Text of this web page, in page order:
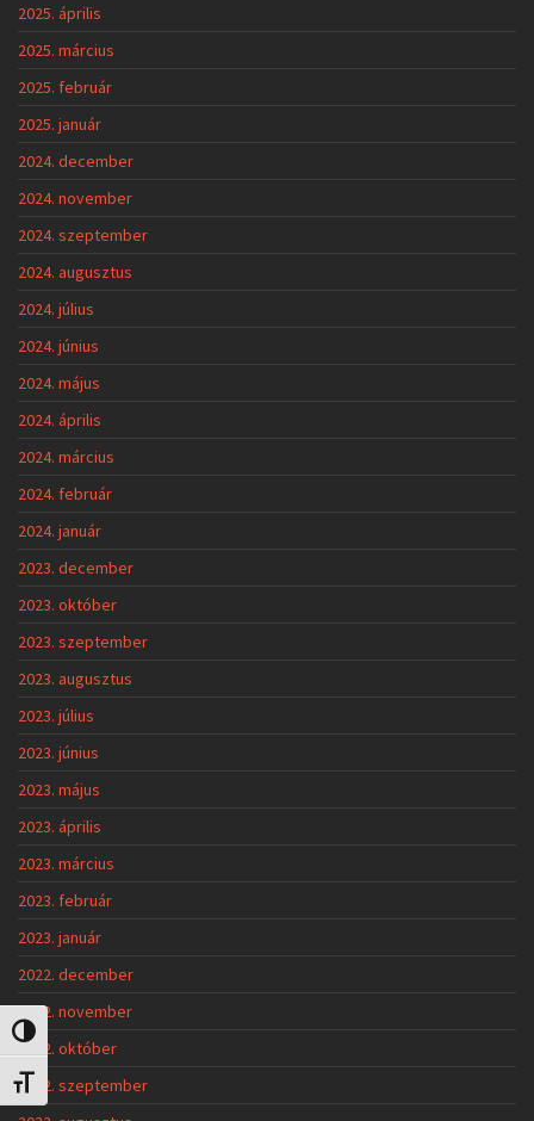
Nagy kontraszt váltása
Betűméret váltása
2025. április
2025. március
2025. február
2025. január
2024. december
2024. november
2024. szeptember
2024. augusztus
2024. július
2024. június
2024. május
2024. április
2024. március
2024. február
2024. január
2023. december
2023. október
2023. szeptember
2023. augusztus
2023. július
2023. június
2023. május
2023. április
2023. március
2023. február
2023. január
2022. december
2022. november
2022. október
2022. szeptember